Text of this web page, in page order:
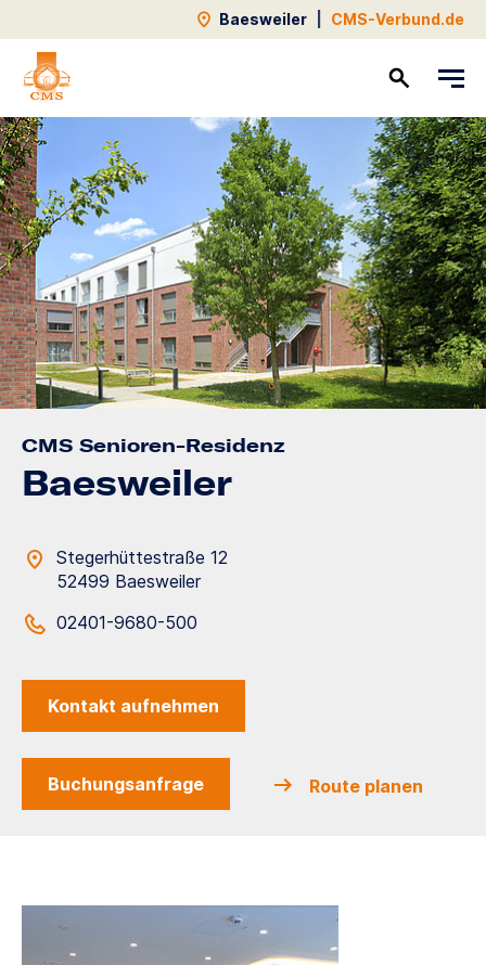
Baesweiler CMS-Verbund.de
CMS Senioren-Residenz
Baesweiler
Stegerhüttestraße 12
52499 Baesweiler
02401-9680-500
Kontakt aufnehmen
Buchungsanfrage Route planen